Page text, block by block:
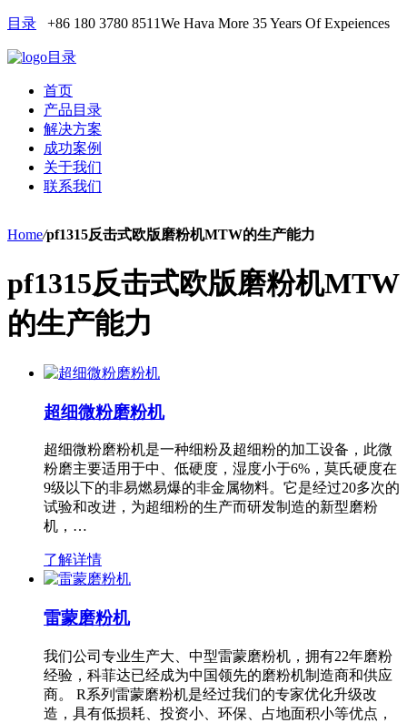
目录 +86 180 3780 8511We Hava More 35 Years Of Expeiences
目录
首页
产品目录
解决方案
成功案例
关于我们
联系我们
Home/pf1315反击式欧版磨粉机MTW的生产能力
pf1315反击式欧版磨粉机MTW
的生产能力
超细微粉磨粉机
超细微粉磨粉机是一种细粉及超细粉的加工设备，此微
粉磨主要适用于中、低硬度，湿度小于6%，莫氏硬度在
9级以下的非易燃易爆的非金属物料。它是经过20多次的
试验和改进，为超细粉的生产而研发制造的新型磨粉
机，…
了解详情
雷蒙磨粉机
我们公司专业生产大、中型雷蒙磨粉机，拥有22年磨粉
经验，科菲达已经成为中国领先的磨粉机制造商和供应
商。 R系列雷蒙磨粉机是经过我们的专家优化升级改
造，具有低损耗、投资小、环保、占地面积小等优点，